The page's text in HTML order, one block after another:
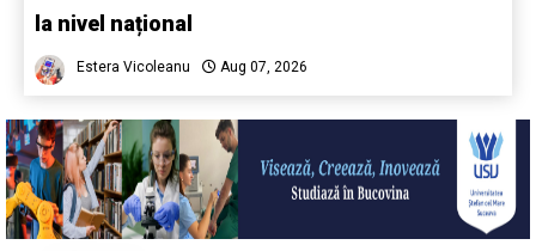
la nivel național
Estera Vicoleanu Aug 07, 2026